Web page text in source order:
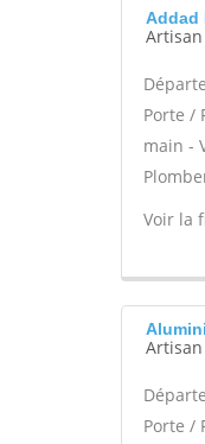
Addad
Artisan
Porte /
main -
Voir la
Artisan
Porte /